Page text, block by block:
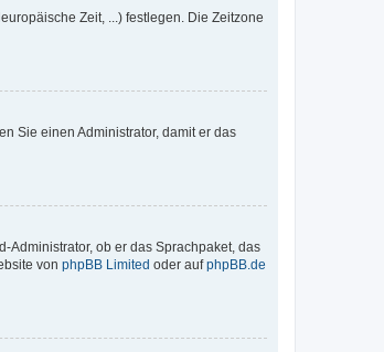
Zeit, ...) festlegen. Die Zeitzone
Sie einen Administrator, damit er das
Administrator, ob er das Sprachpaket, das
von phpBB Limited oder aufphpBB.de